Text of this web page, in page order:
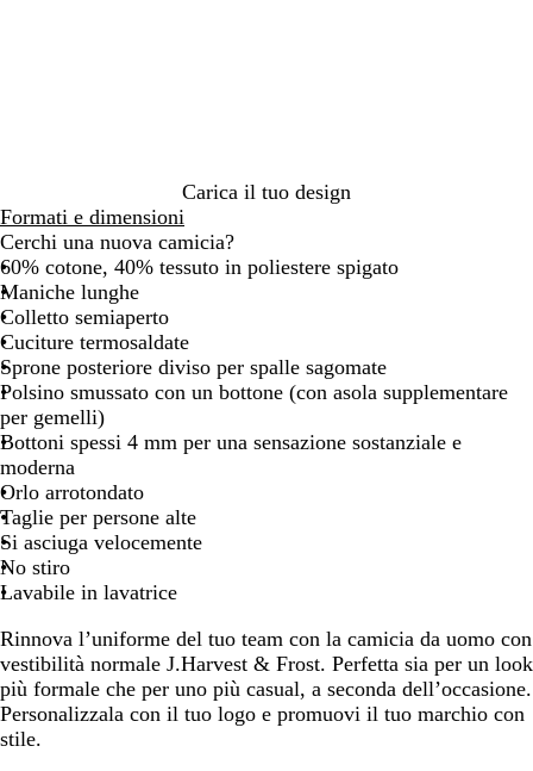
i
c
o
/
B
l
u
n
a
v
y
e
l
o
/
B
l
u
n
a
v
y
z
u
r
r
o
c
i
e
l
o
r
o
Carica il tuo design
Formati e dimensioni
Cerchi una nuova camicia?
60% cotone, 40% tessuto in poliestere spigato
Maniche lunghe
Colletto semiaperto
Cuciture termosaldate
Sprone posteriore diviso per spalle sagomate
Polsino smussato con un bottone (con asola supplementare
per gemelli)
Bottoni spessi 4 mm per una sensazione sostanziale e
moderna
Orlo arrotondato
Taglie per persone alte
Si asciuga velocemente
No stiro
Lavabile in lavatrice
Rinnova l’uniforme del tuo team con la camicia da uomo con
vestibilità normale J.Harvest & Frost. Perfetta sia per un look
più formale che per uno più casual, a seconda dell’occasione.
Personalizzala con il tuo logo e promuovi il tuo marchio con
stile.